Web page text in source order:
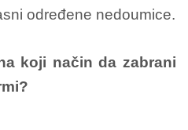
određene nedoumice.
koji način da zabrani